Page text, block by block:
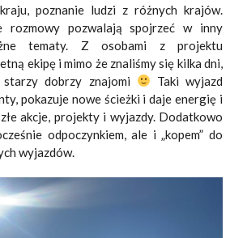
poznanie ludzi z różnych krajów.
rozmowy pozwalają spojrzeć w inny
tematy. Z osobami z projektu
ekipę i mimo że znaliśmy się kilka dni,
dobrzy znajomi
Taki wyjazd
pokazuje nowe ścieżki i daje energię i
akcje, projekty i wyjazdy. Dodatkowo
odpoczynkiem, ale i „kopem” do
wyjazdów.